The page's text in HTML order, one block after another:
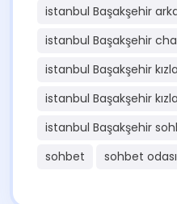
istanbul Başakşehir
istanbul Başakşehir
istanbul Başakşehir
istanbul Başakşehir
istanbul Başakşehir
sohbet
sohbet odası